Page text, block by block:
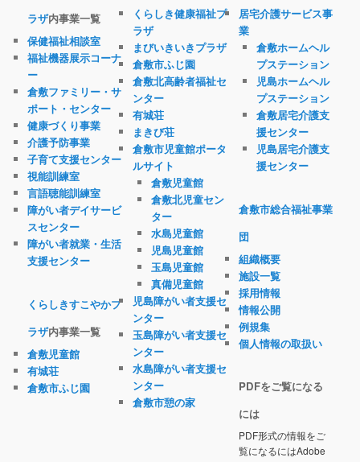
ラザ内事業一覧
保健福祉相談室
福祉機器展示コーナ
ー
倉敷ファミリー・サ
ポート・センター
健康づくり事業
介護予防事業
子育て支援センター
視能訓練室
言語聴能訓練室
障がい者デイサービ
スセンター
障がい者就業・生活
支援センター
くらしきすこやかプ
ラザ内事業一覧
倉敷児童館
有城荘
倉敷市ふじ園
くらしき健康福祉プ
ラザ
まびいきいきプラザ
倉敷市ふじ園
倉敷北高齢者福祉セ
ンター
有城荘
まきび荘
倉敷市児童館ポータ
ルサイト
倉敷児童館
倉敷北児童セン
ター
水島児童館
児島児童館
玉島児童館
真備児童館
児島障がい者支援セ
ンター
玉島障がい者支援セ
ンター
水島障がい者支援セ
ンター
倉敷市憩の家
居宅介護サービス事
業
倉敷ホームヘル
プステーション
児島ホームヘル
プステーション
倉敷居宅介護支
援センター
児島居宅介護支
援センター
倉敷市総合福祉事業
団
組織概要
施設一覧
採用情報
情報公開
例規集
個人情報の取扱い
PDFをご覧になる
には
PDF形式の情報をご
覧になるにはAdobe